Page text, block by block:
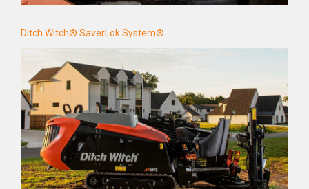
Ditch Witch® SaverLok System®